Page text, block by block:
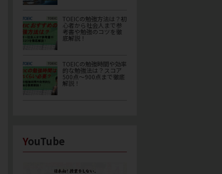
TOEICの勉強方法は？初
心者から社会人まで参
考書や勉強のコツを徹
底解説！
TOEICの勉強時間や効率
的な勉強法は？スコア
500点〜900点まで徹底
解説！
YouTube